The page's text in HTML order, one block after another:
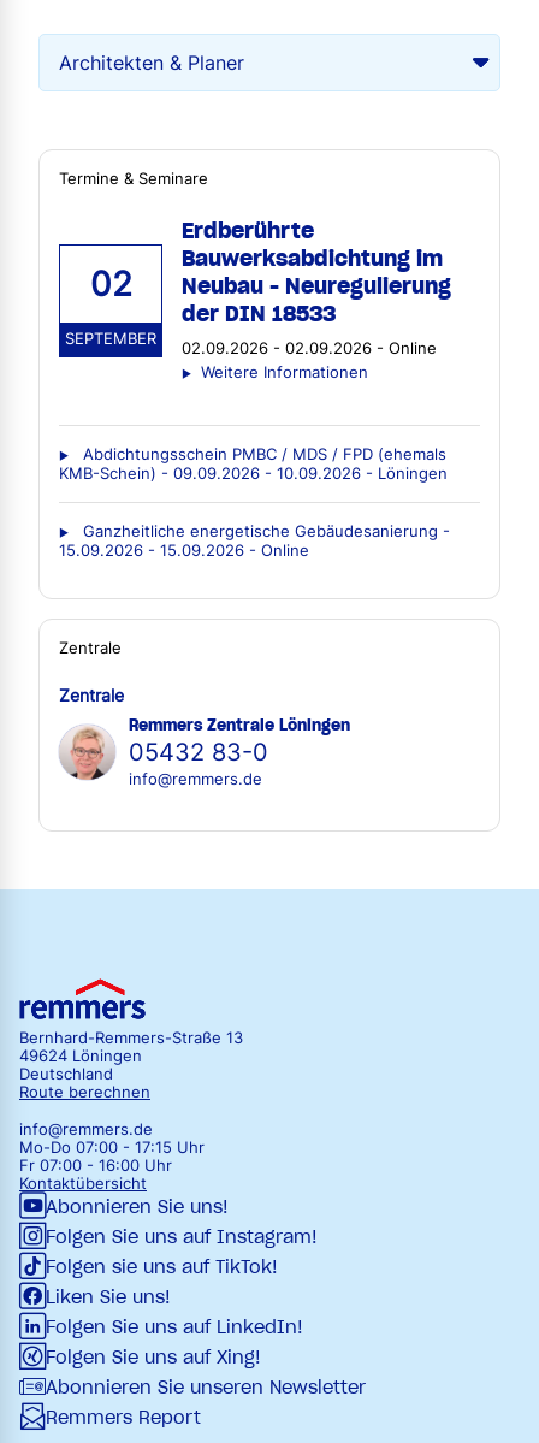
Termine & Seminare
02
SEPTEMBER
Erdberührte
Bauwerksabdichtung im
Neubau - Neuregulierung
der DIN 18533
02.09.2026 - 02.09.2026 - Online
Weitere Informationen
Abdichtungsschein PMBC / MDS / FPD (ehemals
KMB-Schein) - 09.09.2026 - 10.09.2026 - Löningen
Ganzheitliche energetische Gebäudesanierung -
15.09.2026 - 15.09.2026 - Online
Zentrale
Zentrale
Remmers Zentrale Löningen
05432 83-0
info@remmers.de
Bernhard-Remmers-Straße 13
49624 Löningen
Deutschland
Route berechnen
info@remmers.de
Mo-Do 07:00 - 17:15 Uhr
Fr 07:00 - 16:00 Uhr
Kontaktübersicht
Abonnieren Sie uns!
Folgen Sie uns auf Instagram!
Folgen sie uns auf TikTok!
Liken Sie uns!
Folgen Sie uns auf LinkedIn!
Folgen Sie uns auf Xing!
Abonnieren Sie unseren Newsletter
Remmers Report